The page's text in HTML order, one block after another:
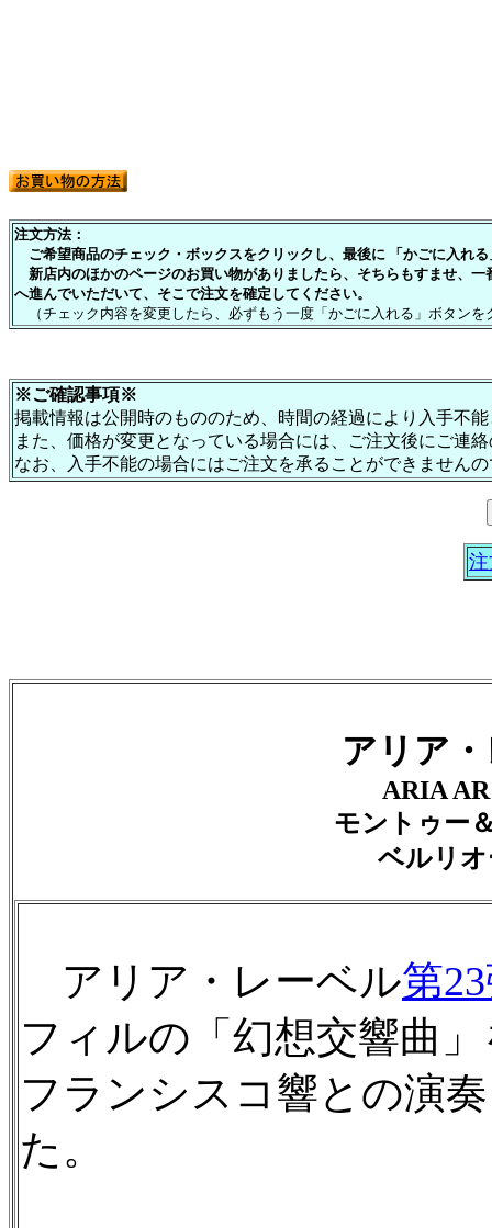
注文方法：
ご希望商品のチェック・ボックスをクリックし、最後に 「かごに入れ
新店内のほかのページのお買い物がありましたら、そちらもすませ、一
へ進んでいただいて、そこで注文を確定してください。
（チェック内容を変更したら、必ずもう一度「かごに入れる」ボタン
※ご確認事項※
掲載情報は公開時のもののため、時間の経過により入手不
また、価格が変更となっている場合には、ご注文後にご連
なお、入手不能の場合にはご注文を承ることができません
アリア
ARIA AR
モントゥー
ベルリ
アリア・レーベル第
フィルの「幻想交響曲
フランシスコ響との演
た。